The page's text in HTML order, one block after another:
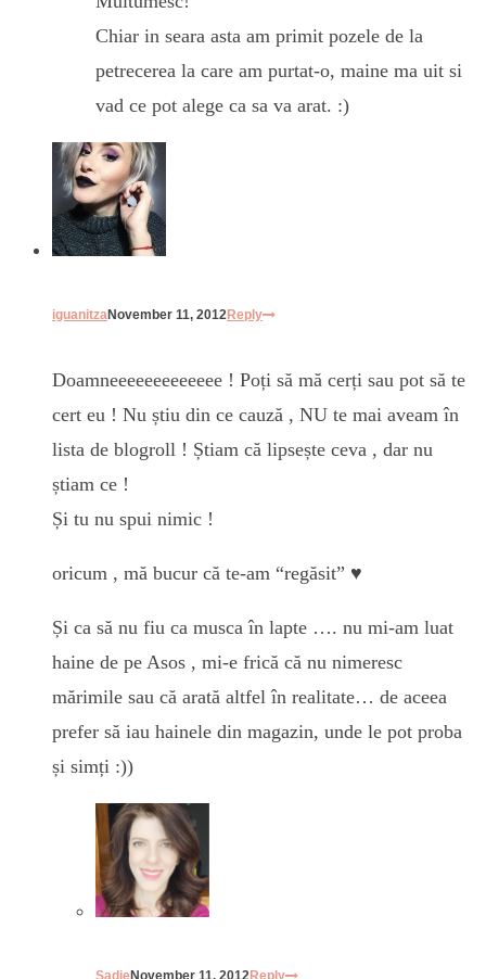
Chiar in seara asta am primit pozele de la
petrecerea la care am purtat-o, maine ma uit si
vad ce pot alege ca sa va arat. :)
iguanitzaNovember 11, 2012Reply
Doamneeeeeeeeeeeee ! Poți să mă cerți sau pot să te
cert eu ! Nu știu din ce cauză , NU te mai aveam în
lista de blogroll ! Știam că lipsește ceva , dar nu
știam ce !
Și tu nu spui nimic !
oricum , mă bucur că te-am “regăsit” ♥
Și ca să nu fiu ca musca în lapte …. nu mi-am luat
haine de pe Asos , mi-e frică că nu nimeresc
mărimile sau că arată altfel în realitate… de aceea
prefer să iau hainele din magazin, unde le pot proba
și simți :))
SadieNovember 11, 2012 Reply